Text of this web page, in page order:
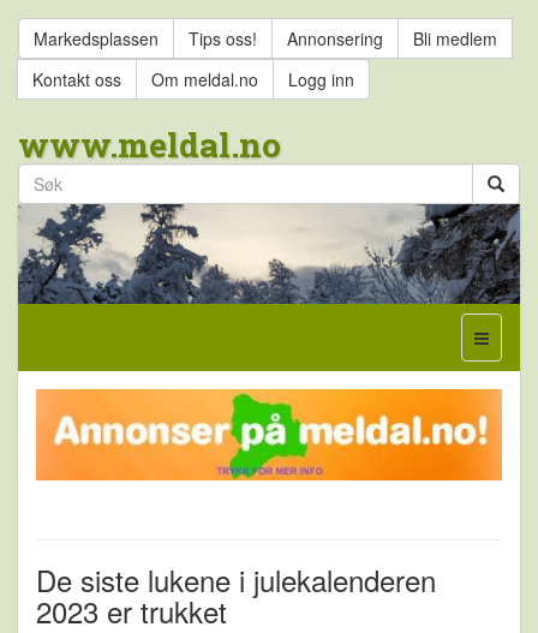
Markedsplassen Tips oss! Annonsering
Bli medlem
Kontakt oss
Om meldal.no Logg inn
www.meldal.no
De siste lukene i julekalenderen
2023 er trukket